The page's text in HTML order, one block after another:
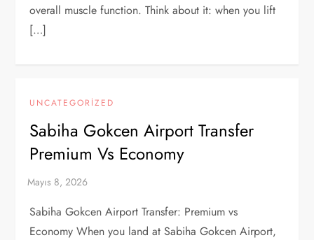
overall muscle function. Think about it: when you lift
[…]
UNCATEGORIZED
Sabiha Gokcen Airport Transfer
Premium Vs Economy
Sabiha Gokcen Airport Transfer: Premium vs
Economy When you land at Sabiha Gokcen Airport,